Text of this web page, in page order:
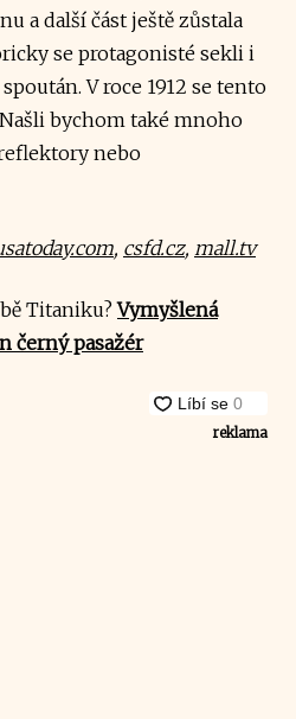
a další část ještě zůstala
se protagonisté sekli i
V roce 1912 se tento
bychom také mnoho
nebo
, csfd.cz, mall.tv
Titaniku? Vymyšlená
černý pasažér
reklama